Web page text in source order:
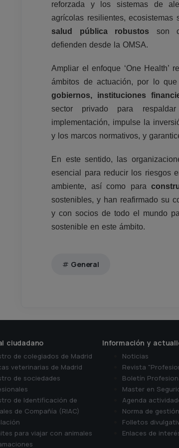
reforzada y los sistemas de
agrícolas resilientes, ecosistemas
salud pública robustos son
defienden desde la OMSA.
Ampliar el enfoque ‘One Health’
ámbitos de actuación, por lo
gobiernos, instituciones
sector privado para
implementación, impulse la
y los marcos normativos, y
En este sentido, las
esencial para reducir los riesgos
ambiente, así como para
sostenibles, y han reafirmado su
y con socios de todo el mundo
sostenible en este ámbito.
General
ciudadano
de colegiados de Madrid
veterinarias de Madrid
de sociedades
de Identificación de
de Compañía (RIAC)
para viajar con animales
Información y
Noticias
Revista
Boletín
Master en
Agenda
Norma de
Folletos
Enlaces de